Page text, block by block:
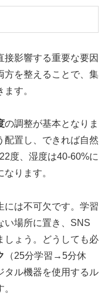
接影響する重要な要因
方を整えることで、集
す。
の調整が基本となりま
配置し、できれば自然
度、湿度は40-60%に
ります。
には不可欠です。学習
い場所に置き、SNS
しょう。どうしても必
（25分学習→5分休
タル機器を使用するル